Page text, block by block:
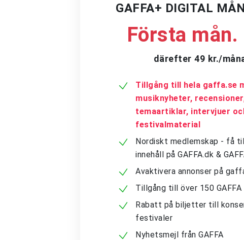
GAFFA+ DIGITAL
Första mån.
därefter 49 kr./
Tillgång till hela gaffa.se
musiknyheter,
temaartiklar, intervjuer
festivalmaterial
Nordiskt medlemskap - få
innehåll på GAFFA.dk &
Avaktivera annonser på
Tillgång till över 150 GAFFA
Rabatt på biljetter till
festivaler
Nyhetsmejl från GAFFA